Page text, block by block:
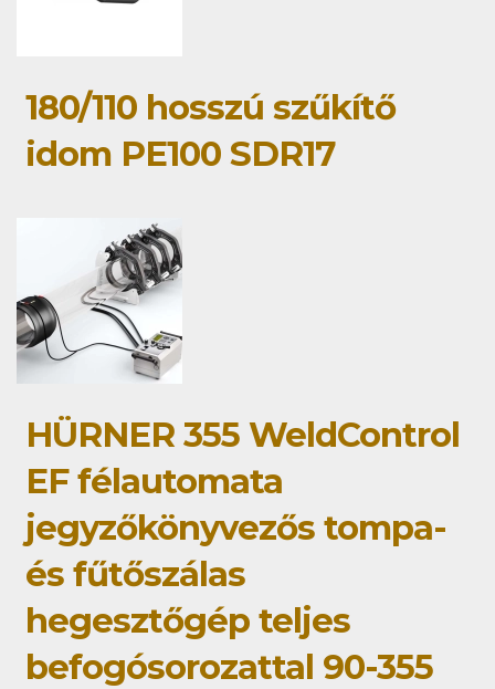
180/110 hosszú szűkítő
idom PE100 SDR17
HÜRNER 355 WeldControl
EF félautomata
jegyzőkönyvezős tompa-
és fűtőszálas
hegesztőgép teljes
befogósorozattal 90-355